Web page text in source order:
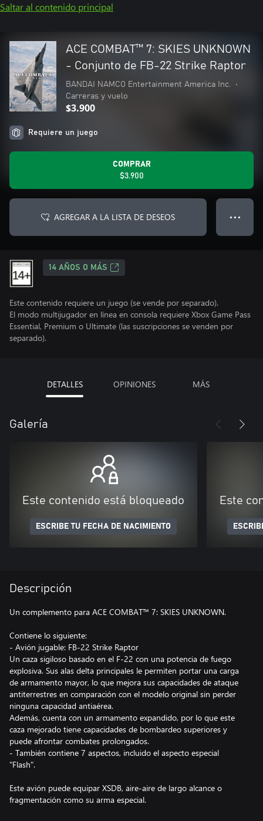
Saltar al contenido principal
ACE COMBAT™ 7: SKIES UNKNOWN
- Conjunto de FB-22 Strike Raptor
BANDAI NAMCO Entertainment America Inc.
•
Carreras y vuelo
$3.900
Requiere un juego
COMPRAR
$3.900
AGREGAR A LA LISTA DE DESEOS ● ● ●
14 AÑOS O MÁS
Este contenido requiere un juego (se vende por separado).
El modo multijugador en línea en consola requiere Xbox Game Pass
Essential, Premium o Ultimate (las suscripciones se venden por
separado).
DETALLES OPINIONES MÁS
Galería
Este contenido está bloqueado
ESCRIBE TU FECHA DE NACIMIENTO
Este
Descripción
Un complemento para ACE COMBAT™ 7: SKIES UNKNOWN.
Contiene lo siguiente:
- Avión jugable: FB-22 Strike Raptor
Un caza sigiloso basado en el F-22 con una potencia de fuego
explosiva. Sus alas delta principales le permiten portar una carga
de armamento mayor, lo que mejora sus capacidades de ataque
antiterrestres en comparación con el modelo original sin perder
ninguna capacidad antiaérea.
Además, cuenta con un armamento expandido, por lo que este
caza mejorado tiene capacidades de bombardeo superiores y
puede afrontar combates prolongados.
- También contiene 7 aspectos, incluido el aspecto especial
"Flash".
Este avión puede equipar XSDB, aire-aire de largo alcance o
fragmentación como su arma especial.